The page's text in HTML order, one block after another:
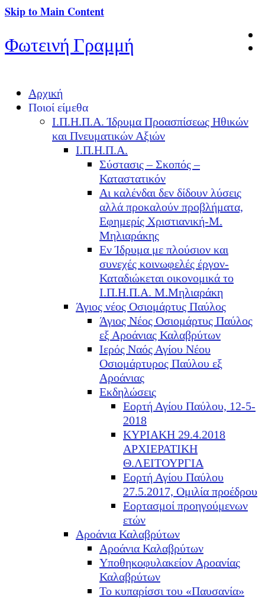
Skip to Main Content
Φωτεινή Γραμμή
Αρχική
Ποιοί είμεθα
Ι.Π.Η.Π.Α. Ίδρυμα Προασπίσεως Ηθικών
και Πνευματικών Αξιών
Ι.Π.Η.Π.Α.
Σύστασις – Σκοπός –
Καταστατικόν
Αι καλένδαι δεν δίδουν λύσεις
αλλά προκαλούν προβλήματα,
Εφημερίς Χριστιανική-Μ.
Μηλιαράκης
Εν Ίδρυμα με πλούσιον και
συνεχές κοινωφελές έργον-
Καταδιώκεται οικονομικά το
Ι.Π.Η.Π.Α. Μ.Μηλιαράκη
Άγιος νέος Οσιομάρτυς Παύλος
Άγιος Νέος Οσιομάρτυς Παύλος
εξ Αροάνιας Καλαβρύτων
Ιερός Ναός Αγίου Νέου
Οσιομάρτυρος Παύλου εξ
Αροάνιας
Εκδηλώσεις
Εορτή Αγίου Παύλου, 12-5-
2018
ΚΥΡΙΑΚΗ 29.4.2018
ΑΡΧΙΕΡΑΤΙΚΗ
Θ.ΛΕΙΤΟΥΡΓΙΑ
Εορτή Αγίου Παύλου
27.5.2017, Ομιλία προέδρου
Εορτασμοί προηγούμενων
ετών
Αροάνια Καλαβρύτων
Αροάνια Καλαβρύτων
Υποθηκοφυλακείον Αροανίας
Καλαβρύτων
Το κυπαρίσσι του «Παυσανία»